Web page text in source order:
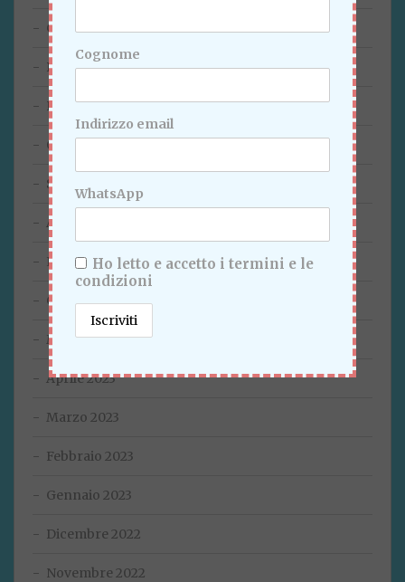
Gennaio 2024
Dicembre 2023
Novembre 2023
Ottobre 2023
Settembre 2023
Agosto 2023
Luglio 2023
Giugno 2023
Maggio 2023
Aprile 2023
Marzo 2023
Febbraio 2023
Gennaio 2023
Dicembre 2022
Novembre 2022
Cognome
Indirizzo email
WhatsApp
Ho letto e accetto i termini e le
condizioni